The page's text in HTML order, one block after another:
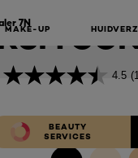
MAKE-UP
4.5
BEAUTY
SERVICES
7N